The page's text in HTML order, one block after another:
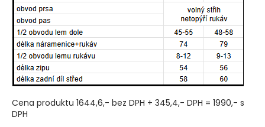
Cena produktu 1644,6,- bez DPH + 345,4,- DPH = 1990,- s
DPH